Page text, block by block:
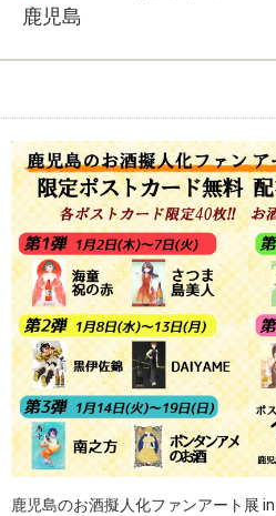
鹿児島
鹿児島のお酒擬人化ファンアート展